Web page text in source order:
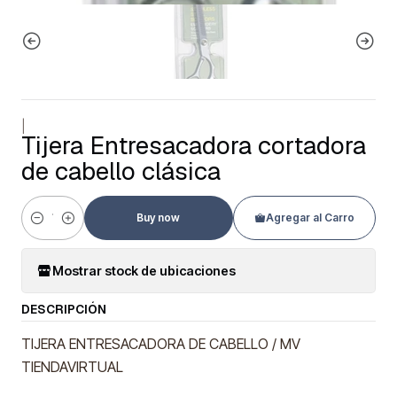
Tijera Entresacadora cortadora
de cabello clásica
Cantidad
Agregar al Carro
Buy now
Mostrar stock de ubicaciones
DESCRIPCIÓN
TIJERA ENTRESACADORA DE CABELLO / MV
TIENDAVIRTUAL